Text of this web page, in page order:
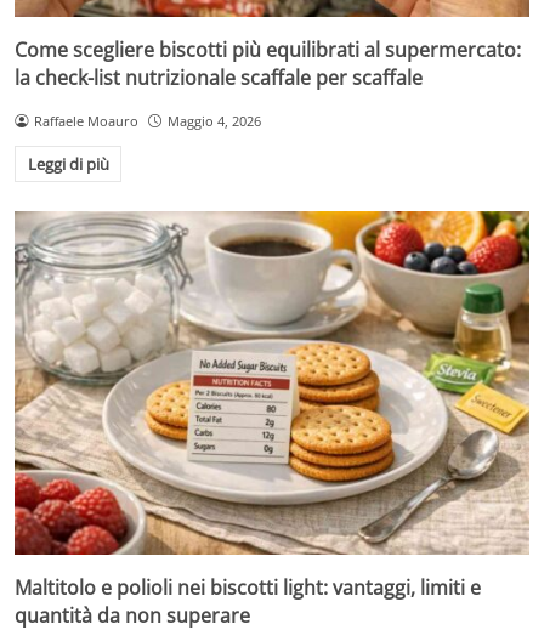
Come scegliere biscotti più equilibrati al supermercato:
la check-list nutrizionale scaffale per scaffale
Raffaele Moauro Maggio 4, 2026
Leggi di più
Maltitolo e polioli nei biscotti light: vantaggi, limiti e
quantità da non superare